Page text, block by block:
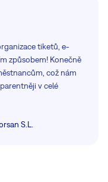
S.L.
tiketů, e-
způsobem! Konečně
což nám
v celé